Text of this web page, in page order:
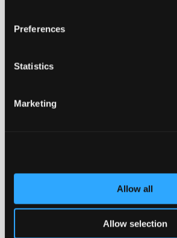
Preferences
Statistics
Marketing
Allow all
Allow selection
Lang levetid
NORDIC POLYMARK